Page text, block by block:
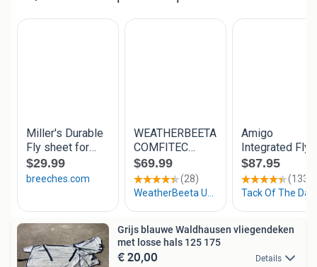
Grijs blauwe Waldhausen vliegendeken
met losse hals 125 175
€ 20,00 Details